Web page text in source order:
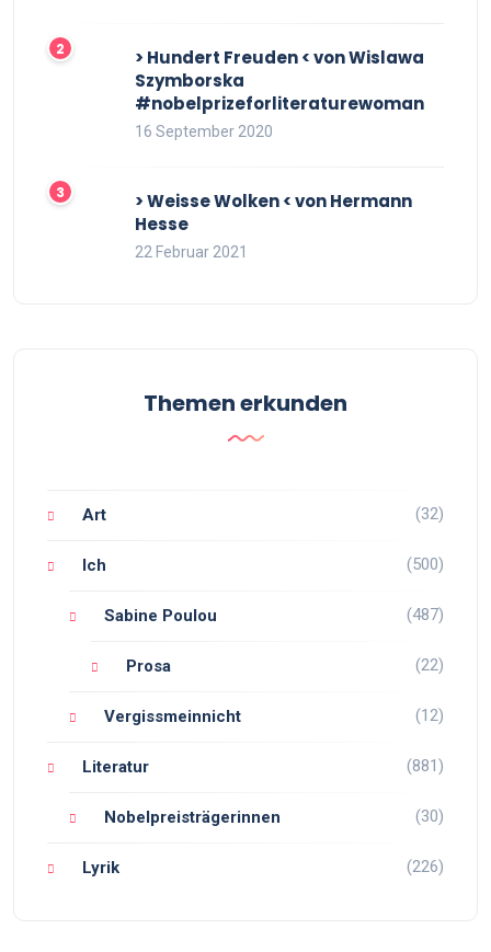
> Hundert Freuden < von Wislawa
Szymborska
#nobelprizeforliteraturewoman
16 September 2020
> Weisse Wolken < von Hermann
Hesse
22 Februar 2021
Themen erkunden
Art (32)
Ich (500)
Sabine Poulou (487)
Prosa (22)
Vergissmeinnicht (12)
Literatur (881)
Nobelpreisträgerinnen (30)
Lyrik (226)